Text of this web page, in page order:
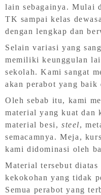
lain sebagainya. Mulai
TK sampai kelas
dengan lengkap dan
Selain variasi yang
memiliki keunggulan
sekolah. Kami sangat
akan perabot yang baik
Oleh sebab itu, kami
material yang kuat dan
material besi, steel,
semacamnya. Meja,
kami didominasi oleh
Material tersebut
kekokohan yang tidak
Semua perabot yang